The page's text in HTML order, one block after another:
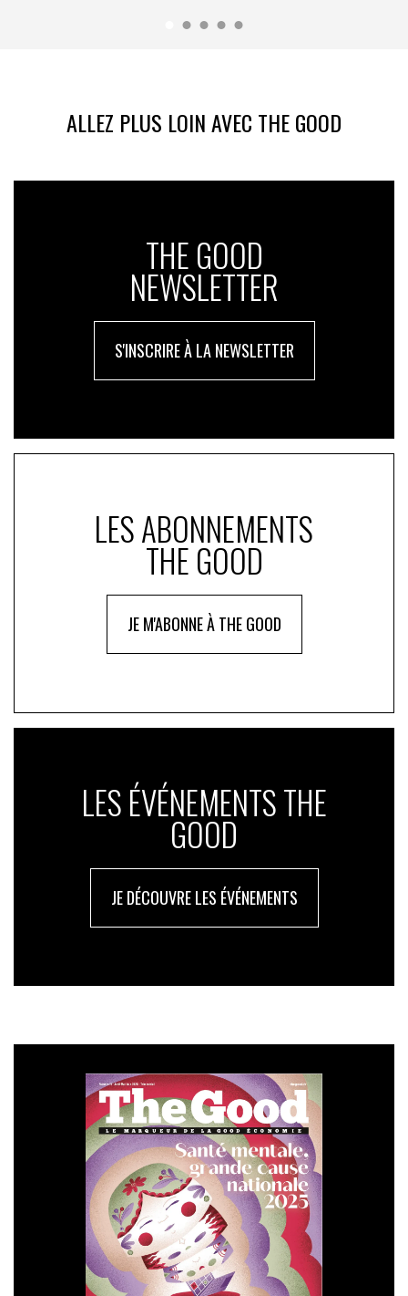
ALLEZ PLUS LOIN AVEC THE GOOD
THE GOOD
NEWSLETTER
S'INSCRIRE À LA NEWSLETTER
LES ABONNEMENTS
THE GOOD
JE M'ABONNE À THE GOOD
LES ÉVÉNEMENTS THE
GOOD
JE DÉCOUVRE LES ÉVÉNEMENTS